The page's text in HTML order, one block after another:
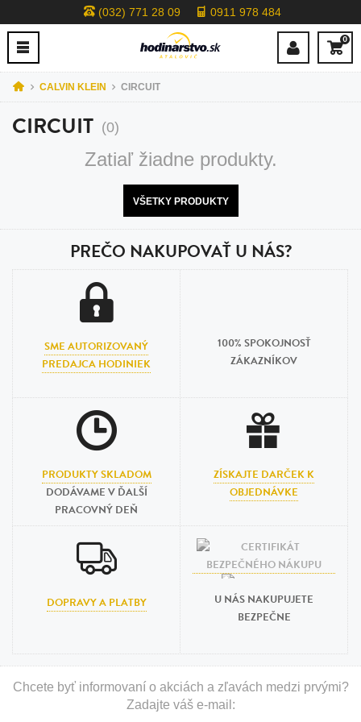
(032) 771 28 09 0911 978 484
0
CALVIN KLEIN CIRCUIT
CIRCUIT (0)
Zatiaľ žiadne produkty.
VŠETKY PRODUKTY
PREČO NAKUPOVAŤ U NÁS?
SME AUTORIZOVANÝ
PREDAJCA HODINIEK
100% SPOKOJNOSŤ
ZÁKAZNÍKOV
PRODUKTY SKLADOM
DODÁVAME V ĎALŠÍ
PRACOVNÝ DEŇ
ZÍSKAJTE DARČEK K
OBJEDNÁVKE
DOPRAVY A PLATBY
U NÁS NAKUPUJETE
BEZPEČNE
Chcete byť informovaní o akciách a zľavách medzi prvými?
Zadajte váš e-mail: